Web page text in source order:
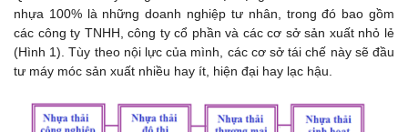
nhựa 100% là những doanh nghiệp tư nhân, trong đó bao gồm
các công ty TNHH, công ty cổ phần và các cơ sở sản xuất nhỏ lẻ
(Hình 1). Tùy theo nội lực của mình, các cơ sở tái chế này sẽ đầu
tư máy móc sản xuất nhiều hay ít, hiện đại hay lạc hậu.